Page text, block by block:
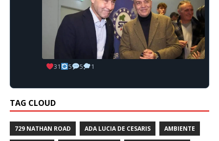
31 5 5 1
TAG CLOUD
729 NATHAN ROAD ADA LUCIA DE CESARIS AMBIENTE